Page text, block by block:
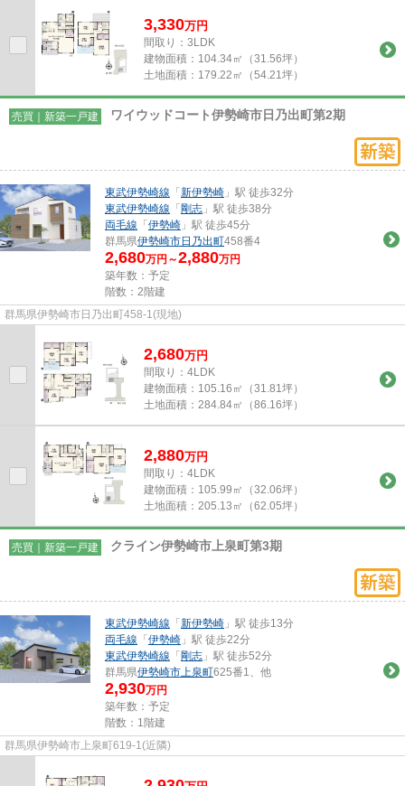
3,330万円
間取り：3LDK
建物面積： 104.34㎡（31.56坪）
土地面積： 179.22㎡（54.21坪）
売買｜新築一戸建 ワイウッドコート伊勢崎市日乃出町第2期
東武伊勢崎線 「新伊勢崎 」駅 徒歩32分
東武伊勢崎線 「剛志 」駅 徒歩38分
両毛線 「伊勢崎 」駅 徒歩45分
群馬県伊勢崎市日乃出町458番4
2,680万円～2,880万円
築年数：予定
階数：2階建
群馬県伊勢崎市日乃出町458-1(現地)
2,680万円
間取り：4LDK
建物面積： 105.16㎡（31.81坪）
土地面積： 284.84㎡（86.16坪）
2,880万円
間取り：4LDK
建物面積： 105.99㎡（32.06坪）
土地面積： 205.13㎡（62.05坪）
売買｜新築一戸建 クライン伊勢崎市上泉町第3期
東武伊勢崎線 「新伊勢崎 」駅 徒歩13分
両毛線 「伊勢崎 」駅 徒歩22分
東武伊勢崎線 「剛志 」駅 徒歩52分
群馬県伊勢崎市 上泉町625番1、他
2,930万円
築年数：予定
階数：1階建
群馬県伊勢崎市上泉町619-1(近隣)